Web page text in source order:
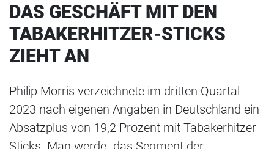
DAS GESCHÄFT MIT DEN
TABAKERHITZER-STICKS
ZIEHT AN
Philip Morris verzeichnete im dritten Quartal
2023 nach eigenen Angaben in Deutschland ein
Absatzplus von 19,2 Prozent mit Tabakerhitzer-
Sticks. Man werde „das Segment der